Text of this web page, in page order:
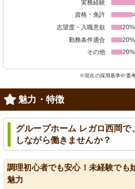
実務経験
資格・免許
志望度・入職意欲
20%
勤務条件適合
20%
その他
20%
※現在の採用基準や選
魅力・特徴
グループホーム レガロ西岡で
しながら働きませんか？
調理初心者でも安心！未経験でも
魅力